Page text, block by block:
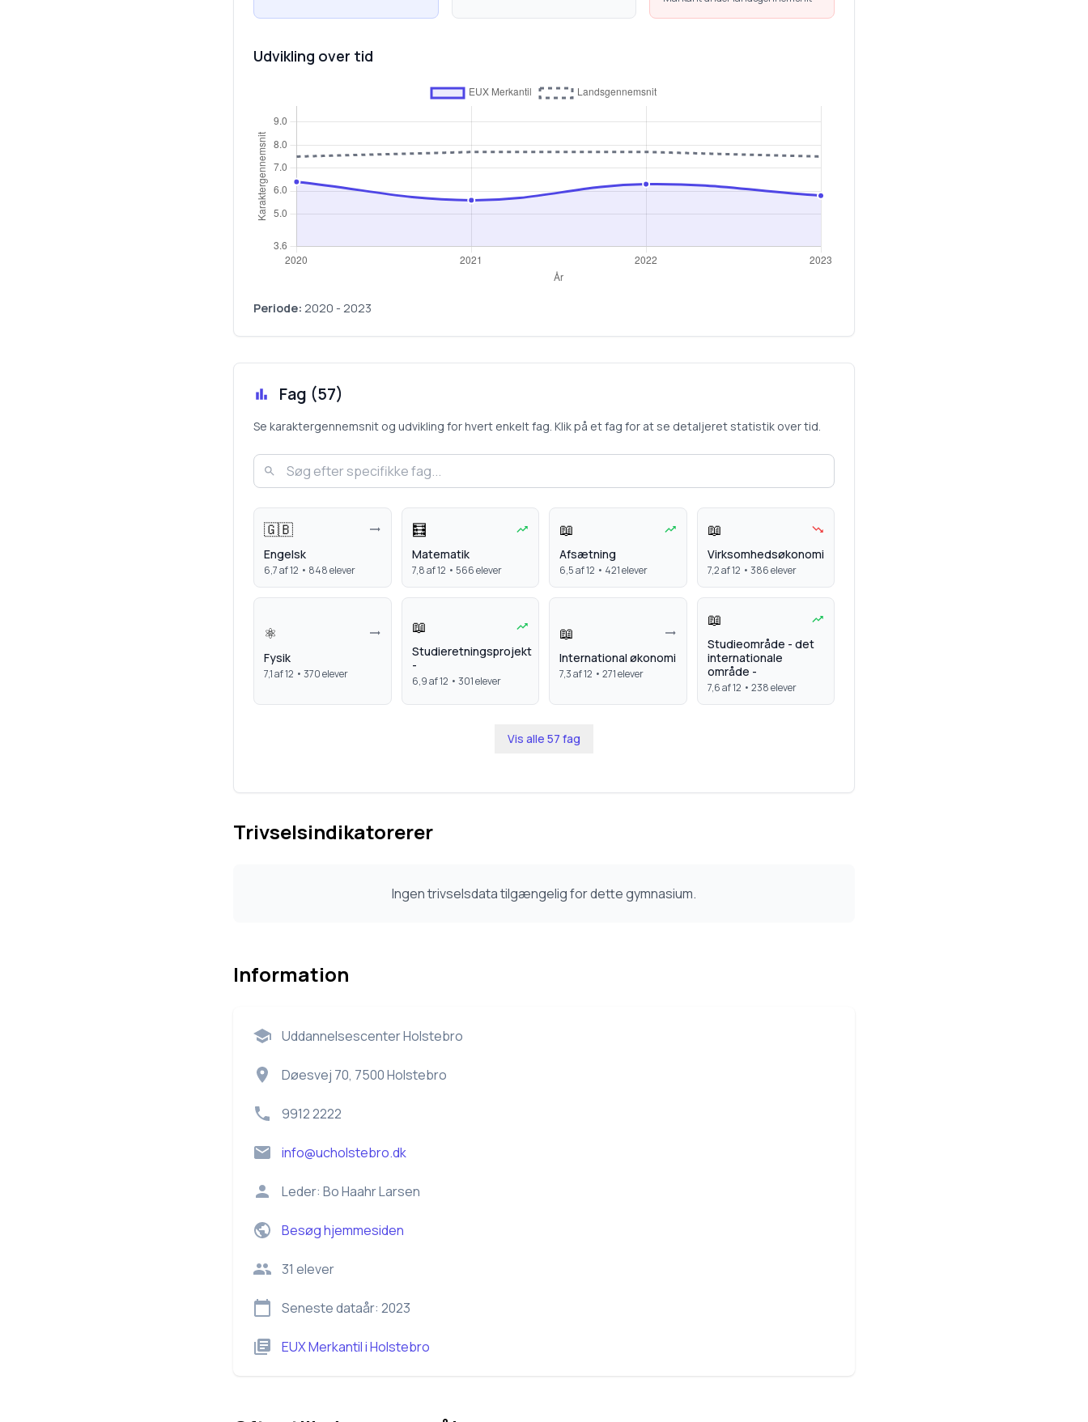
Udvikling over tid
Periode: 2020 - 2023
Fag (57)
Se karaktergennemsnit og udvikling for hvert enkelt fag. Klik på et fag for at se detaljeret statistik over tid.
🇬🇧
Engelsk
6,7af 12 • 848elever
🧮
Matematik
7,8af 12 • 566elever
📖
Afsætning
6,5af 12 • 421elever
📖
Virksomhedsøkonomi
7,2af 12 • 386elever
⚛️
Fysik
7,1af 12 • 370elever
📖
Studieretningsprojekt
-
6,9af 12 • 301elever
📖
International økonomi
7,3af 12 • 271elever
📖
Studieområde - det
internationale
område -
7,6af 12 • 238elever
Vis alle 57 fag
Trivselsindikatorerer
Ingen trivselsdata tilgængelig for dette gymnasium.
Information
Uddannelsescenter Holstebro
Døesvej 70, 7500 Holstebro
9912 2222
info@ucholstebro.dk
Leder: Bo Haahr Larsen
Besøg hjemmesiden
31 elever
Seneste dataår: 2023
EUX MerkantiliHolstebro